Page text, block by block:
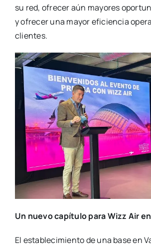
su red, ofre­cer aún mayo­res
y ofre­cer una mayor efi­cien­cia
clien­tes.
Un nue­vo capí­tu­lo para Wizz Air
El esta­ble­ci­mien­to de una base en